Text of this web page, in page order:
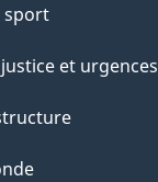
sport
et urgences